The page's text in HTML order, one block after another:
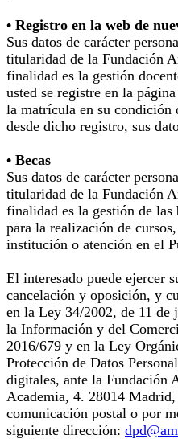
• Registro en la web de
Sus datos de carácter
titularidad de la Fundación
finalidad es la gestión
usted se registre en la
la matrícula en su condición
desde dicho registro, sus
• Becas
Sus datos de carácter
titularidad de la Fundación
finalidad es la gestión de las
para la realización de
institución o atención en el
El interesado puede ejercer
cancelación y oposición, y
en la Ley 34/2002, de 11 de
la Información y del
2016/679 y en la Ley
Protección de Datos
digitales, ante la Fundación
Academia, 4. 28014
comunicación postal o por
siguiente dirección: